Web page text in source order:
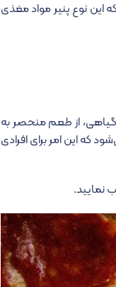
این نوع پنیر مواد مغذی
گیاهی، از طعم منحصر به
که این امر برای افرادی
نمایید.